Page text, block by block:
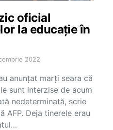
oficial
la educație în
2022
anunţat marți seara că
sunt interzise de acum
nedeterminată, scrie
AFP. Deja tinerele erau